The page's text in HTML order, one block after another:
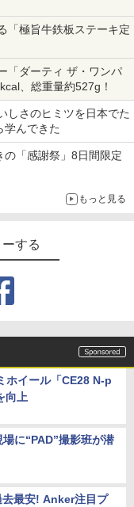
「極旨牛鉄板ステーキ定
「ダーティ ザ・ワンパ
、総重量約527g！
しさのヒミツを日本でた
学んできた
「感謝祭」8日間限定
もっと見る
する
ホイール「CE28 N-p
向上
場に“PAD”撮影班が潜
最安! Anker注目プ